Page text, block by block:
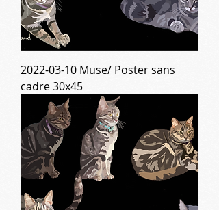
2022-03-10 Muse/ Poster sans
cadre 30x45